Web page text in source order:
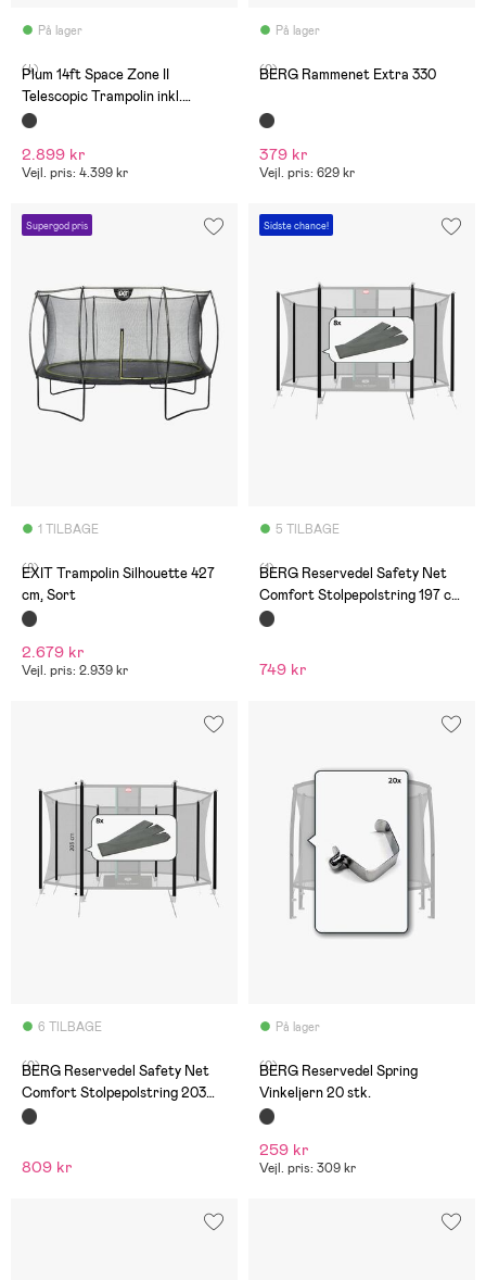
På lager
(4)
Plum 14ft Space Zone II
Telescopic Trampolin inkl.
Beskyttelsesnet 426 cm
2.899 kr
Vejl. pris: 4.399 kr
På lager
(0)
BERG Rammenet Extra 330
379 kr
Vejl. pris: 629 kr
Supergod pris
1 TILBAGE
(8)
EXIT Trampolin Silhouette 427
cm, Sort
2.679 kr
Vejl. pris: 2.939 kr
Sidste chance!
5 TILBAGE
(1)
BERG Reservedel Safety Net
Comfort Stolpepolstring 197 cm
8 stk
749 kr
6 TILBAGE
(0)
BERG Reservedel Safety Net
Comfort Stolpepolstring 203
cm 8 stk
809 kr
På lager
(0)
BERG Reservedel Spring
Vinkeljern 20 stk.
259 kr
Vejl. pris: 309 kr